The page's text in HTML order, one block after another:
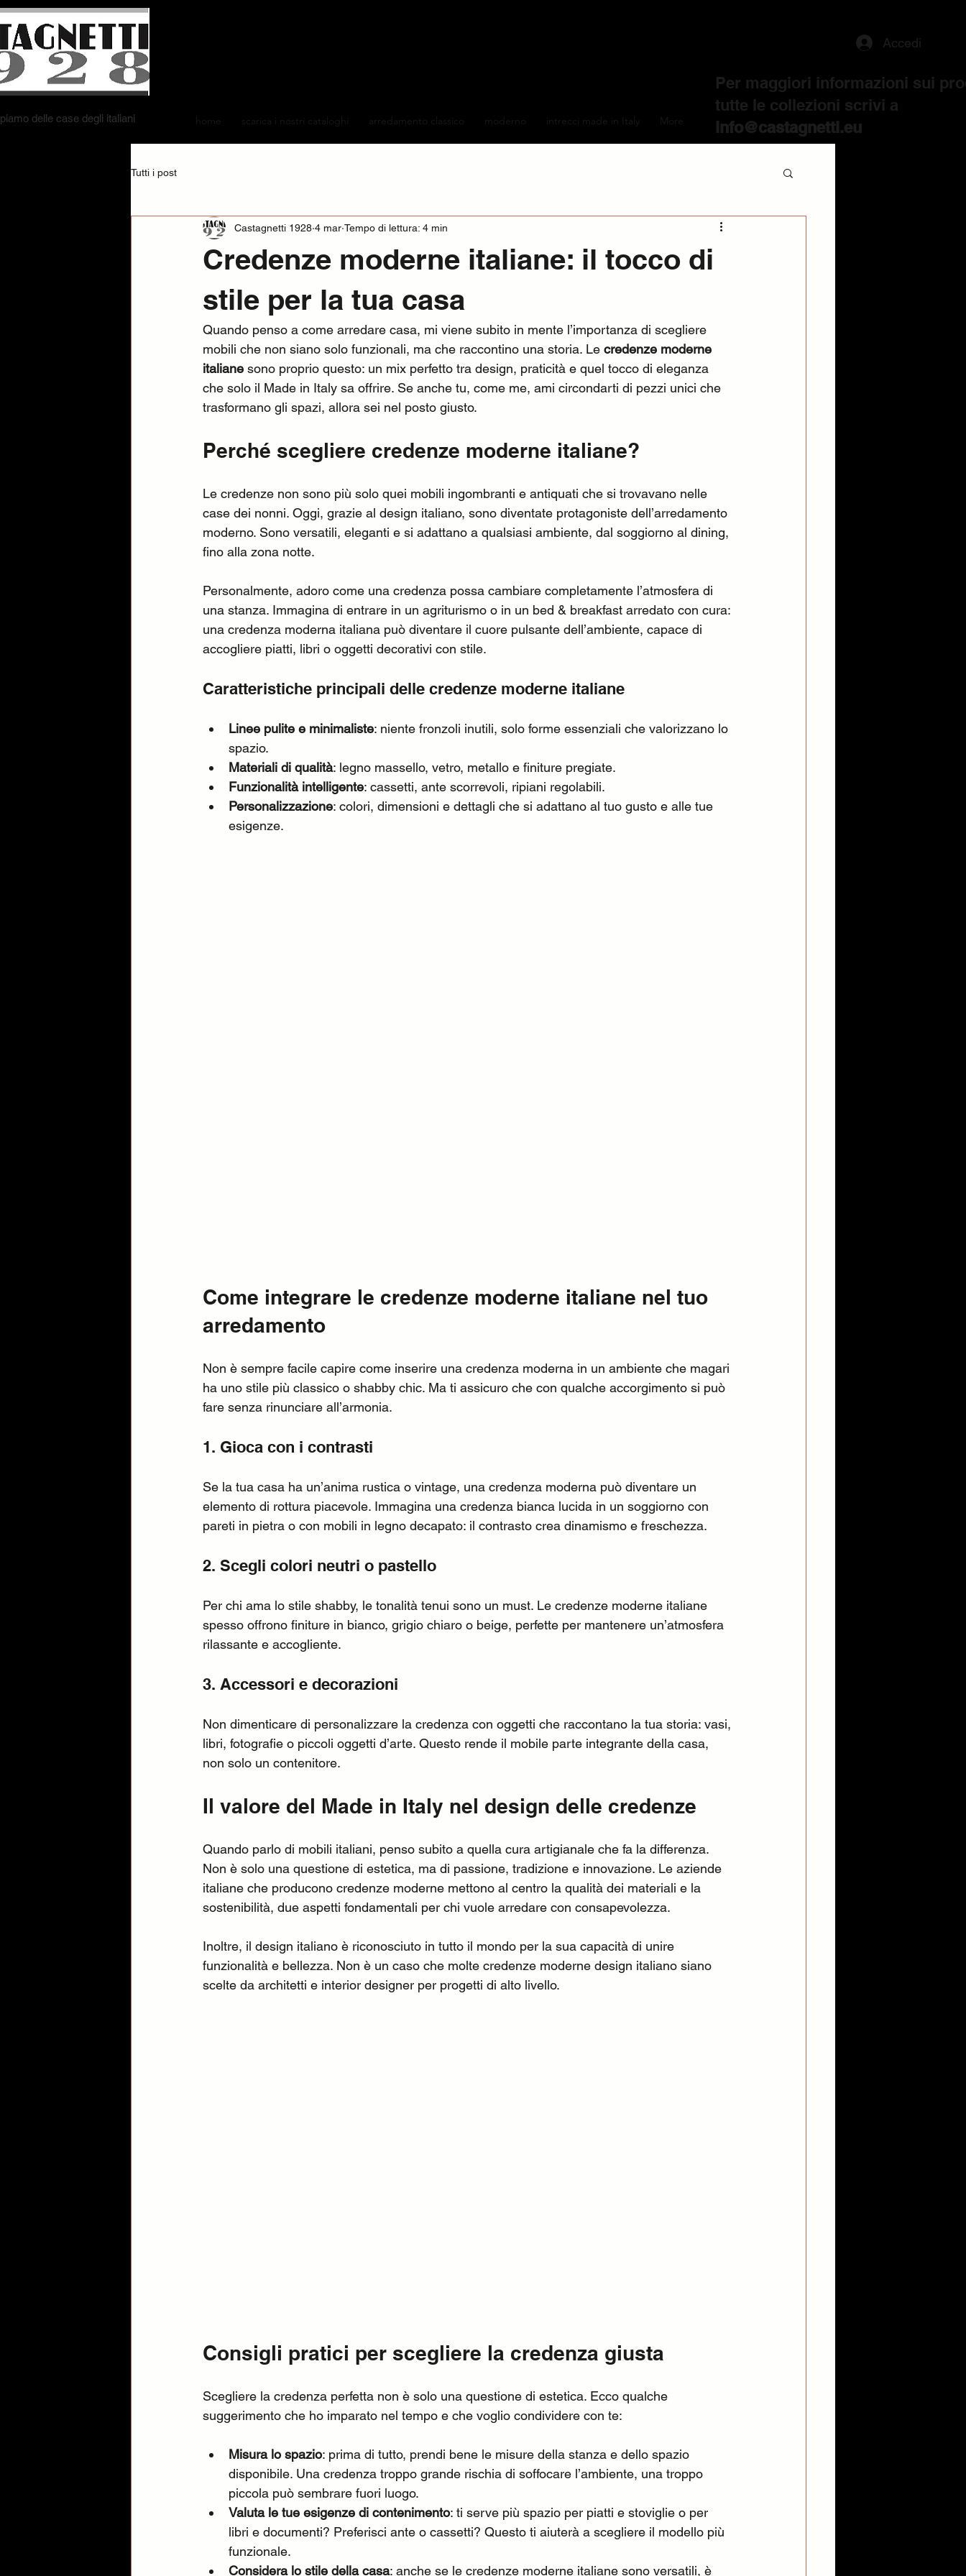
delle case degli italiani
Accedi
home scarica i nostri cataloghi arredamento classico moderno intrecci made in Italy More
Per maggiori informazioni sui
tutte le collezioni scrivi a
info@castagnetti.eu
Tutti i post
Credenze moderne italiane: il tocco di
stile per la tua casa
Castagnetti 1928 4 mar Tempo di lettura: 4 min
Quando penso a come arredare casa, mi viene subito in mente l’importanza di scegliere
mobili che non siano solo funzionali, ma che raccontino una storia. Le credenze moderne
italiane sono proprio questo: un mix perfetto tra design, praticità e quel tocco di eleganza
che solo il Made in Italy sa offrire. Se anche tu, come me, ami circondarti di pezzi unici che
trasformano gli spazi, allora sei nel posto giusto.
Perché scegliere credenze moderne italiane?
Le credenze non sono più solo quei mobili ingombranti e antiquati che si trovavano nelle
case dei nonni. Oggi, grazie al design italiano, sono diventate protagoniste dell’arredamento
moderno. Sono versatili, eleganti e si adattano a qualsiasi ambiente, dal soggiorno al dining,
fino alla zona notte.
Personalmente, adoro come una credenza possa cambiare completamente l’atmosfera di
una stanza. Immagina di entrare in un agriturismo o in un bed & breakfast arredato con cura:
una credenza moderna italiana può diventare il cuore pulsante dell’ambiente, capace di
accogliere piatti, libri o oggetti decorativi con stile.
Caratteristiche principali delle credenze moderne italiane
Linee pulite e minimaliste: niente fronzoli inutili, solo forme essenziali che valorizzano lo
spazio.
Materiali di qualità: legno massello, vetro, metallo e finiture pregiate.
Funzionalità intelligente: cassetti, ante scorrevoli, ripiani regolabili.
Personalizzazione: colori, dimensioni e dettagli che si adattano al tuo gusto e alle tue
esigenze.
Come integrare le credenze moderne italiane nel tuo
arredamento
Non è sempre facile capire come inserire una credenza moderna in un ambiente che magari
ha uno stile più classico o shabby chic. Ma ti assicuro che con qualche accorgimento si può
fare senza rinunciare all’armonia.
1. Gioca con i contrasti
Se la tua casa ha un’anima rustica o vintage, una credenza moderna può diventare un
elemento di rottura piacevole. Immagina una credenza bianca lucida in un soggiorno con
pareti in pietra o con mobili in legno decapato: il contrasto crea dinamismo e freschezza.
2. Scegli colori neutri o pastello
Per chi ama lo stile shabby, le tonalità tenui sono un must. Le credenze moderne italiane
spesso offrono finiture in bianco, grigio chiaro o beige, perfette per mantenere un’atmosfera
rilassante e accogliente.
3. Accessori e decorazioni
Non dimenticare di personalizzare la credenza con oggetti che raccontano la tua storia: vasi,
libri, fotografie o piccoli oggetti d’arte. Questo rende il mobile parte integrante della casa,
non solo un contenitore.
Il valore del Made in Italy nel design delle credenze
Quando parlo di mobili italiani, penso subito a quella cura artigianale che fa la differenza.
Non è solo una questione di estetica, ma di passione, tradizione e innovazione. Le aziende
italiane che producono credenze moderne mettono al centro la qualità dei materiali e la
sostenibilità, due aspetti fondamentali per chi vuole arredare con consapevolezza.
Inoltre, il design italiano è riconosciuto in tutto il mondo per la sua capacità di unire
funzionalità e bellezza. Non è un caso che molte credenze moderne design italiano siano
scelte da architetti e interior designer per progetti di alto livello.
Consigli pratici per scegliere la credenza giusta
Scegliere la credenza perfetta non è solo una questione di estetica. Ecco qualche
suggerimento che ho imparato nel tempo e che voglio condividere con te:
Misura lo spazio: prima di tutto, prendi bene le misure della stanza e dello spazio
disponibile. Una credenza troppo grande rischia di soffocare l’ambiente, una troppo
piccola può sembrare fuori luogo.
Valuta le tue esigenze di contenimento: ti serve più spazio per piatti e stoviglie o per
libri e documenti? Preferisci ante o cassetti? Questo ti aiuterà a scegliere il modello più
funzionale.
Considera lo stile della casa: anche se le credenze moderne italiane sono versatili, è